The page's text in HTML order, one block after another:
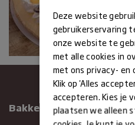
Bakkerij Maxima
Deze website
gebruikerservaring
onze website te
met alle cookies in
met ons privacy- en
Klik op 'Alles
accepteren. Kies je
plaatsen we alleen